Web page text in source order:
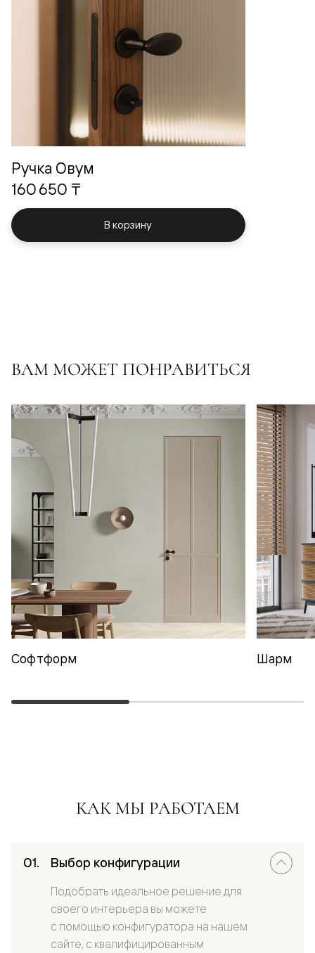
Ручка Овум
160 650 ₸
В корзину
ВАМ МОЖЕТ ПОНРАВИТЬСЯ
Софтформ Шарм
КАК МЫ РАБОТАЕМ
Выбор конфигурации
Подобрать идеальное решение для
своего интерьера вы можете
с помощью конфигуратора на нашем
сайте, с квалифицированным